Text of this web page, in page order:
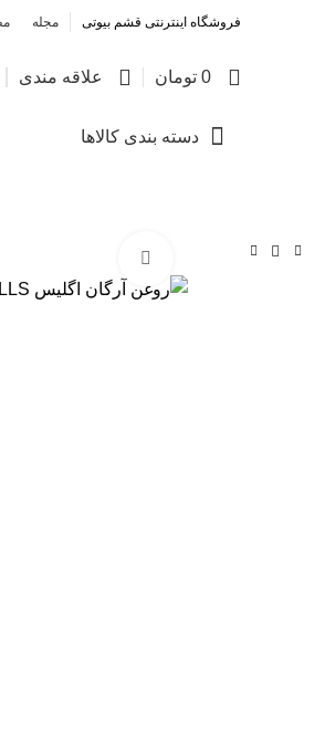
فروشگاه اینترنتی قشم بیوتی مجله
0 تومان علاقه مندی
دسته بندی کالاها